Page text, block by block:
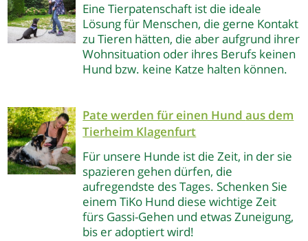
Eine Tierpatenschaft ist die ideale
Lösung für Menschen, die gerne Kontakt
zu Tieren hätten, die aber aufgrund ihrer
Wohnsituation oder ihres Berufs keinen
Hund bzw. keine Katze halten können.
Pate werden für einen Hundaus dem
Tierheim Klagenfurt
Für unsere Hunde ist die Zeit, in der sie
spazieren gehen dürfen, die
aufregendste des Tages. Schenken Sie
einem TiKo Hund diese wichtige Zeit
fürs Gassi-Gehen und etwas Zuneigung,
bis er adoptiert wird!